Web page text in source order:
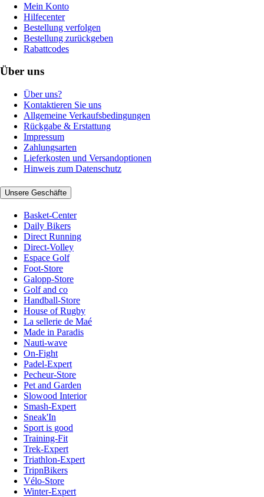
Mein Konto
Hilfecenter
Bestellung verfolgen
Bestellung zurückgeben
Rabattcodes
Über uns
Über uns?
Kontaktieren Sie uns
Allgemeine Verkaufsbedingungen
Rückgabe & Erstattung
Impressum
Zahlungsarten
Lieferkosten und Versandoptionen
Hinweis zum Datenschutz
Unsere Geschäfte
Basket-Center
Daily Bikers
Direct Running
Direct-Volley
Espace Golf
Foot-Store
Galopp-Store
Golf and co
Handball-Store
House of Rugby
La sellerie de Maé
Made in Paradis
Nauti-wave
On-Fight
Padel-Expert
Pecheur-Store
Pet and Garden
Slowood Interior
Smash-Expert
Sneak'In
Sport is good
Training-Fit
Trek-Expert
Triathlon-Expert
TripnBikers
Vélo-Store
Winter-Expert